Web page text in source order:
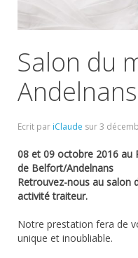
Salon du
Andelnans
Ecrit par iClaude sur3
08 et 09 octobre 2016 au
de Belfort/Andelnans
Retrouvez-nous au salon
activité traiteur.
Notre prestation fera de
unique et inoubliable.